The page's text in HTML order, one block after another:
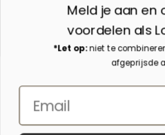
Meld je aan en
voordelen als
*Let op:niet te
afgeprijsde
Email